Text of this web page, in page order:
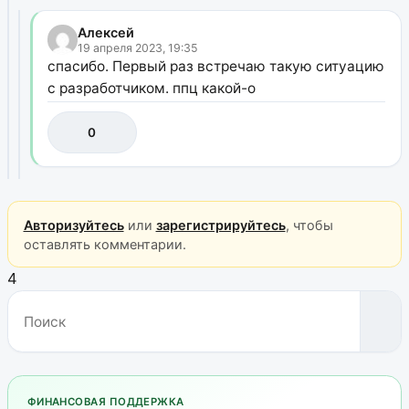
Алексей
19 апреля 2023, 19:35
спасибо. Первый раз встречаю такую ситуацию
с разработчиком. ппц какой-о
0
Авторизуйтесьили зарегистрируйтесь, чтобы
оставлять комментарии.
4
ФИНАНСОВАЯ ПОДДЕРЖКА